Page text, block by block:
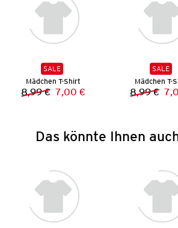
SALE
Mädchen T-Shirt
Vorheriger Preis:
8,99 € Neuer Preis:
7,00 €
SALE
Mädchen T-
8,99 €
Das könnte Ihnen